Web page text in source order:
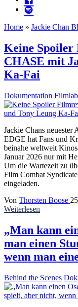
Home » Jackie Chan
Keine
CHASE mit
Ka-Fai
Dokumentation
Jackie Chans
EDGE hat Fans und
beinahe weltweit
Januar 2026 nur mit
Um die Wartezeit zu
Film Combat
eingeladen.
Von Thorsten Boose
Weiterlesen
„Man kann
man einen
wenn man
Behind the Scenes